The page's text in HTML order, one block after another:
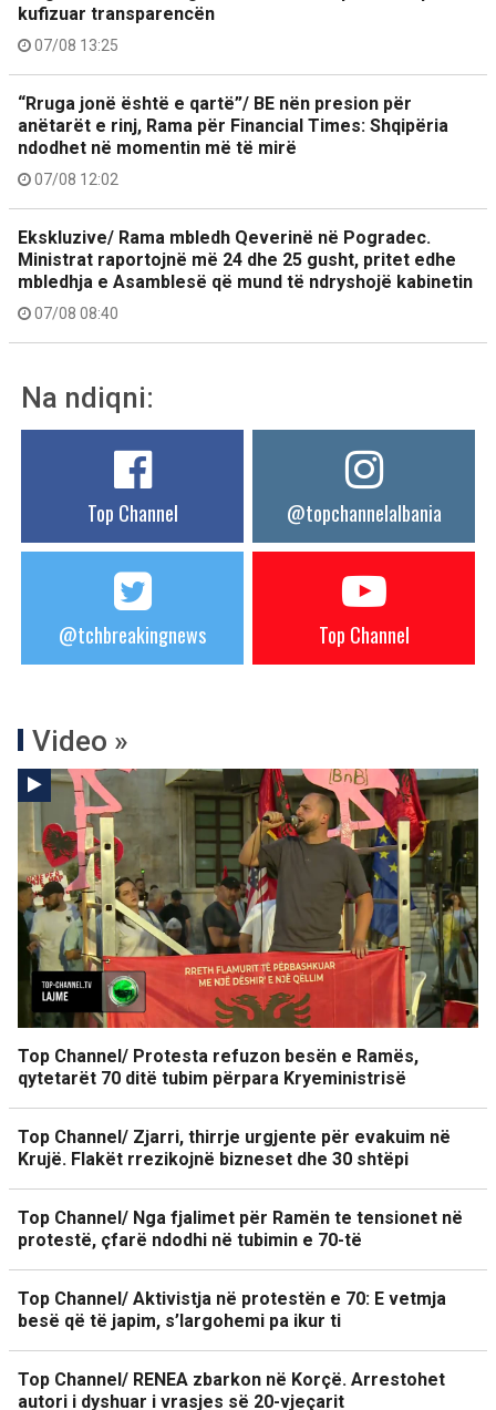
kufizuar transparencën
07/08 13:25
“Rruga jonë është e qartë”/ BE nën presion për
anëtarët e rinj, Rama për Financial Times: Shqipëria
ndodhet në momentin më të mirë
07/08 12:02
Ekskluzive/ Rama mbledh Qeverinë në Pogradec.
Ministrat raportojnë më 24 dhe 25 gusht, pritet edhe
mbledhja e Asamblesë që mund të ndryshojë kabinetin
07/08 08:40
Na ndiqni:
Top Channel @topchannelalbania
@tchbreakingnews Top Channel
Video »
Top Channel/ Protesta refuzon besën e Ramës,
qytetarët 70 ditë tubim përpara Kryeministrisë
Top Channel/ Zjarri, thirrje urgjente për evakuim në
Krujë. Flakët rrezikojnë bizneset dhe 30 shtëpi
Top Channel/ Nga fjalimet për Ramën te tensionet në
protestë, çfarë ndodhi në tubimin e 70-të
Top Channel/ Aktivistja në protestën e 70: E vetmja
besë që të japim, s’largohemi pa ikur ti
Top Channel/ RENEA zbarkon në Korçë. Arrestohet
autori i dyshuar i vrasjes së 20-vjeçarit